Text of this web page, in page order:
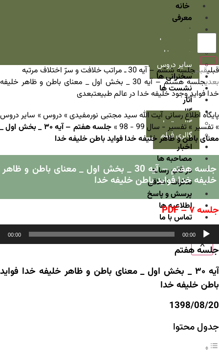
خانه
معرفی
دروس
دروس سطح
دروس خارج
سایر دروس
سخنرانی ها
نشست ها
آثار
گالری
گالری تصاویر
گالری فیلم
اخبار
مصاحبه ها
در قاب رسانه
تذکرات اخلاقی
پرسش و پاسخ
اطلاعیه ها
تماس با ما
X
قبلیقبلیجلسه ششم – آیه 30 ـ مراتب خلافت و سرّ اختلاف مرتبه
بعدی
جلسه هشتم – آیه 30 _ بخش اول _ معنای باطن و ظاهر خلیفه
خدا فواید وجود خلیفه خدا در عالم طبیعتبعدی
پایگاه اطلاع رسانی آیت الله سید مجتبی نورمفیدی» دروس » سایر دروس
»تفسیر » تفسیر - سال 99 - 98 »
جلسه هفتم – آیه ۳۰ _ بخش اول _
معنای باطن و ظاهر خلیفه خدا فواید باطن خلیفه خدا
جلسه هفتم – آیه 30 _ بخش اول _ معنای باطن و ظاهر
خلیفه خدا فواید باطن خلیفه خدا
جلسه ۷ – PDF
پخش‌کننده
صوت
00:00
00:00
جلسه هفتم
آیه ۳۰ _ بخش اول _ معنای باطن و ظاهر خلیفه خدا فواید
باطن خلیفه خدا
1398/08/20
جدول محتوا